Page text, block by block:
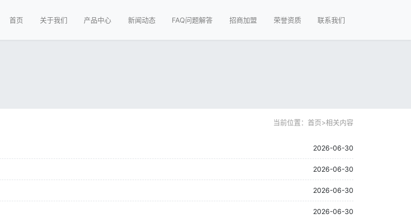
首页 关于我们 产品中心 新闻动态 FAQ问题解答 招商加盟 荣誉资质 联系我们
当前位置： 首页>相关内容
2026-06-30
2026-06-30
2026-06-30
2026-06-30